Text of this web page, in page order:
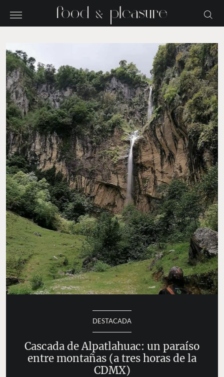
DESTACADA
Cascada de Alpatlahuac: un paraíso
entre montañas (a tres horas de la
CDMX)